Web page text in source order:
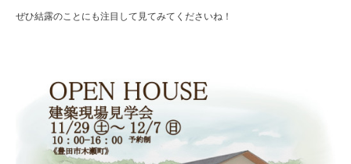
ぜひ結露のことにも注目して見てみてくださいね！